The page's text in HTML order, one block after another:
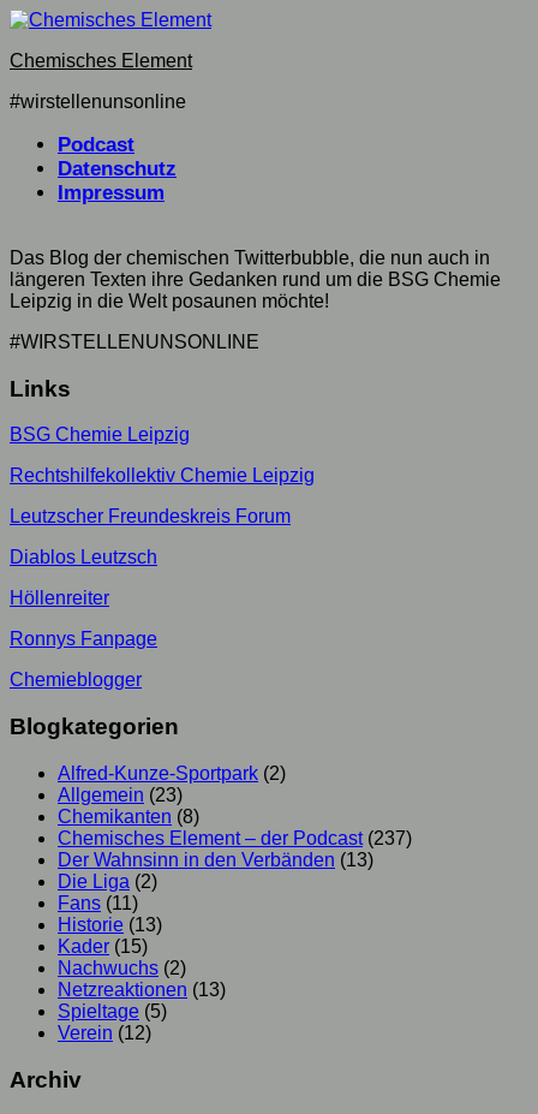
Skip
content
Chemisches Element
#wirstellenunsonline
Podcast
Datenschutz
Impressum
Das Blog der chemischen Twitterbubble, die nun auch in
längeren Texten ihre Gedanken rund um die BSG Chemie
Leipzig in die Welt posaunen möchte!
#WIRSTELLENUNSONLINE
Links
BSG Chemie Leipzig
Rechtshilfekollektiv Chemie Leipzig
Leutzscher Freundeskreis Forum
Diablos Leutzsch
Höllenreiter
Ronnys Fanpage
Chemieblogger
Blogkategorien
Alfred-Kunze-Sportpark (2)
Allgemein (23)
Chemikanten (8)
Chemisches Element – der Podcast(237)
Der Wahnsinn in den Verbänden (13)
Die Liga (2)
Fans (11)
Historie (13)
Kader (15)
Nachwuchs (2)
Netzreaktionen (13)
Spieltage (5)
Verein (12)
Archiv